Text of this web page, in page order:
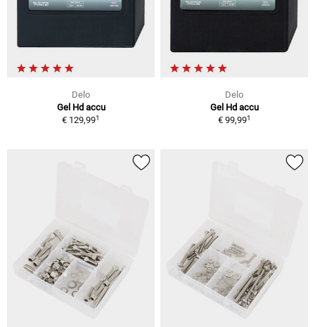
Delo
Gel Hd accu
€ 129,991
Delo
Gel Hd accu
€ 99,991